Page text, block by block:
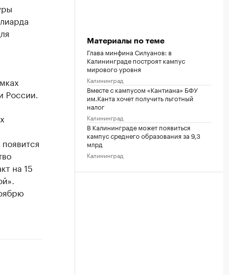
России.
на 15
Материалы по теме
Глава минфина Силуанов: в
Калининграде построят кампус
мирового уровня
Калининград
Вместе с кампусом «Кантиана» БФУ
им.Канта хочет получить льготный
налог
Калининград
В Калининграде может появиться
кампус среднего образования за 9,3
млрд
Калининград